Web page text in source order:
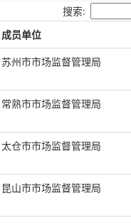
搜索:
成员单位
苏州市市场监督管理局
常熟市市场监督管理局
太仓市市场监督管理局
昆山市市场监督管理局